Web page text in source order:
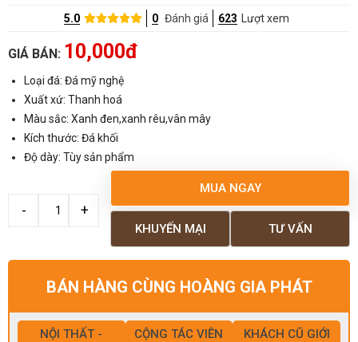
5.0 0 Đánh giá 623 Lượt xem
GIÁ BÁN: 10,000đ
Loại đá: Đá mỹ nghệ
Xuất xứ: Thanh hoá
Màu sắc: Xanh đen,xanh rêu,vân mây
Kích thước: Đá khối
Độ dày: Tùy sản phẩm
MUA NGAY
TƯ VẤN
KHUYẾN MẠI
BÁN HÀNG CÙNG HOÀNG GIA PHÁT
NỘI THẤT -
CỘNG TÁC VIÊN
KHÁCH CŨ GIỚI